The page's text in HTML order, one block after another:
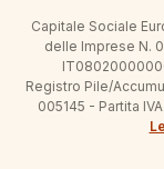
Capitale Sociale
delle Imprese N.
Registro Pile/
005145 - Partita